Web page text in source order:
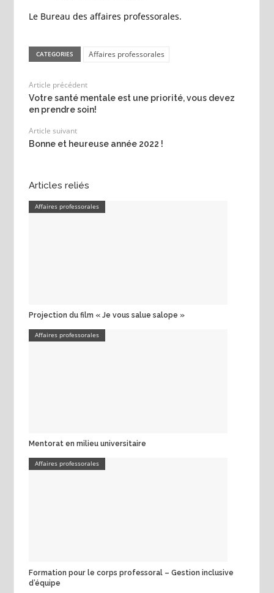
Le Bureau des affaires professorales.
CATEGORIES Affaires professorales
Article précédent
Votre santé mentale est une priorité, vous devez
en prendre soin!
Article suivant
Bonne et heureuse année 2022 !
Articles reliés
Affaires professorales
Projection du film « Je vous salue salope »
Affaires professorales
Mentorat en milieu universitaire
Affaires professorales
Formation pour le corps professoral – Gestion inclusive
d’équipe